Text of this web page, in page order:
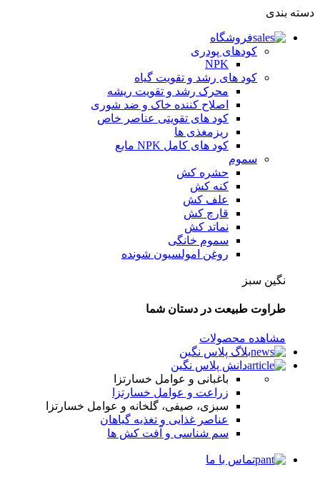
دسته بندی
فروشگاه
کودهای پودری
NPK
کود های رشد و تقویت گیاه
محرک رشد و تقویت ریشه
اصلاح کننده خاک و ضد شوری
کود های تقویتی عناصر خاص
ریزمغذی ها
کود های کامل NPK مایع
سموم
حشره کش
کنه کش
علف کش
قارچ کش
نماتد کش
سموم خانگی
روغن امولسیون شونده
نگین سبز
طراوت طبیعت در دستان شما
مشاهده محصولات
بلاگ پلاس نگین
دانش پلاس نگین
باغبانی و عوامل خسارتزا
زراعت و عوامل خسارتزا
سبزی، صیفی، گلخانه و عوامل خسارتزا
عناصر غذایی و تغذیه گیاهان
سم شناسی و آفت کش ها
تماس با ما